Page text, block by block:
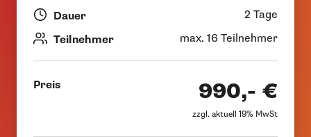
Dauer
2 Tage
Teilnehmer
max. 16 Teilnehmer
Preis 990,- €
zzgl. aktuell 19% MwSt